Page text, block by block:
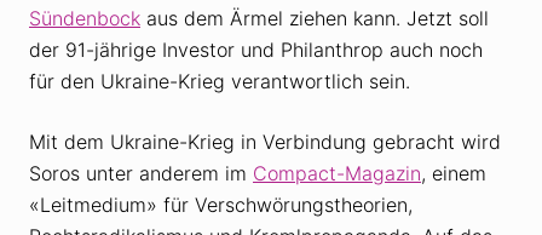
Sündenbock aus dem Ärmel ziehen kann. Jetzt soll
der 91-jährige Investor und Philanthrop auch noch
für den Ukraine-Krieg verantwortlich sein.
Mit dem Ukraine-Krieg in Verbindung gebracht wird
Soros unter anderem im Compact-Magazin, einem
«Leitmedium» für Verschwörungstheorien,